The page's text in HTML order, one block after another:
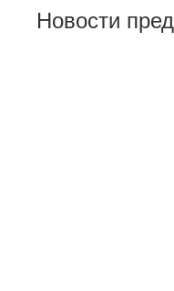
Новости